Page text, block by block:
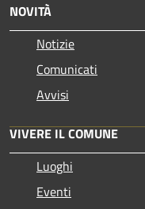
NOVITÀ
Notizie
Comunicati
Avvisi
VIVERE IL COMUNE
Luoghi
Eventi